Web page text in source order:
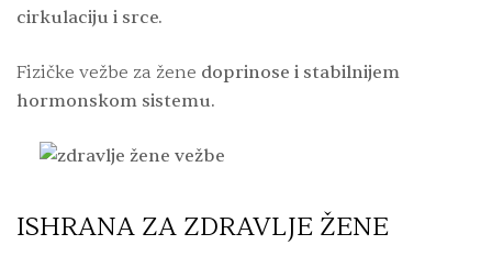
cirkulaciju i srce.
Fizičke vežbe za žene doprinose i stabilnijem
hormonskom sistemu.
ISHRANA ZA ZDRAVLJE ŽENE